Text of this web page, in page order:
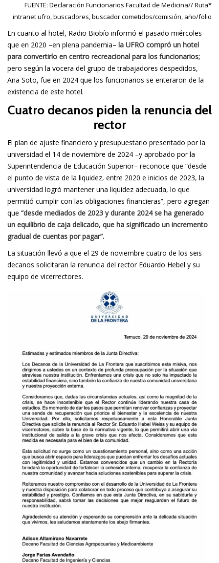
FUENTE: Declaración Funcionarios Facultad de Medicina// Ruta*
intranet ufro, buscadores, buscador cometidos/comisión, año/folio
En cuanto al hotel, Radio Biobío informó el pasado miércoles
que en 2020 –en plena pandemia– la UFRO compró un hotel
para convertirlo en centro recreacional para los funcionarios;
pero según la vocera del grupo de trabajadores despedidos,
Ana Soto, fue en 2024 que los funcionarios se enteraron de la
existencia de este hotel.
Cuatro decanos piden la renuncia del
rector
El plan de ajuste financiero y presupuestario presentado por la
universidad el 14 de noviembre de 2024 –y aprobado por la
Superintendencia de Educación Superior– reconoce que “desde
el punto de vista de la liquidez, entre 2020 e inicios de 2023, la
universidad logró mantener una liquidez adecuada, lo que
permitió cumplir con las obligaciones financieras”, pero agregan
que “desde mediados de 2023 y durante 2024 se ha generado
un equilibrio de caja delicado, que ha significado un incremento
gradual de cuentas por pagar”.
La situación llevó a que el 29 de noviembre cuatro de los seis
decanos solicitaran la renuncia del rector Eduardo Hebel y su
equipo de vicerrectores.